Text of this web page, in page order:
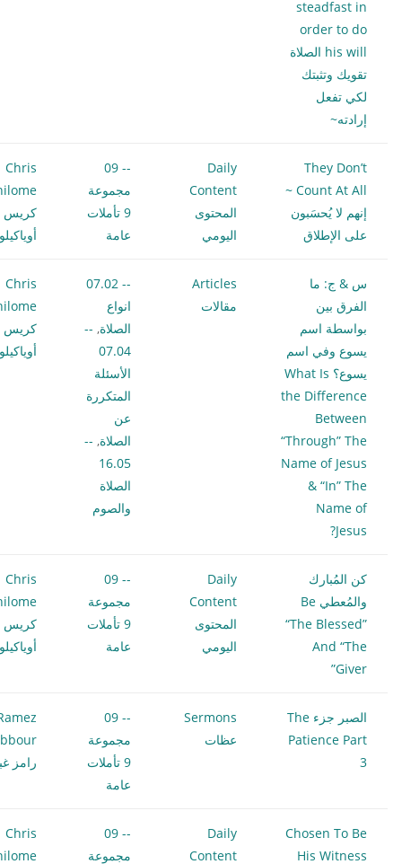
steadfast in
order to do
his will الصلاة
تقويك وتثبتك
لكي تفعل
إرادته~
They Don’t
Count At All ~
إنهم لا يُحسَبون
على الإطلاق
Daily
Content
المحتوى
اليومي
-- 09
مجموعة
9 تأملات
عامة
Chris
كريس
س & ج: ما
الفرق بين
بواسطة اسم
يسوع وفي اسم
يسوع؟ What Is
the Difference
Between
“Through” The
Name of Jesus
& “In” The
Name of
Jesus?
Articles
مقالات
-- 07.02
انواع
الصلاة,
--
07.04
الأسئلة
المتكررة
عن
الصلاة,
--
16.05
الصلاة
والصوم
Chris
كريس
كن المُبارك
والمُعطي Be
“The Blessed”
And “The
Giver”
Daily
Content
المحتوى
اليومي
-- 09
مجموعة
9 تأملات
عامة
Chris
كريس
الصبر جزء The
Patience Part
3
Sermons
عظات
-- 09
مجموعة
9 تأملات
عامة
رامز
Chosen To Be
His Witness
Daily
Content
-- 09
مجموعة
Chris